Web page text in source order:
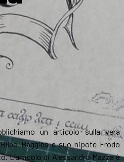
un articolo sulla vera
Baggins e suo nipote Frodo
L’articolo di Alessandro Mazza è